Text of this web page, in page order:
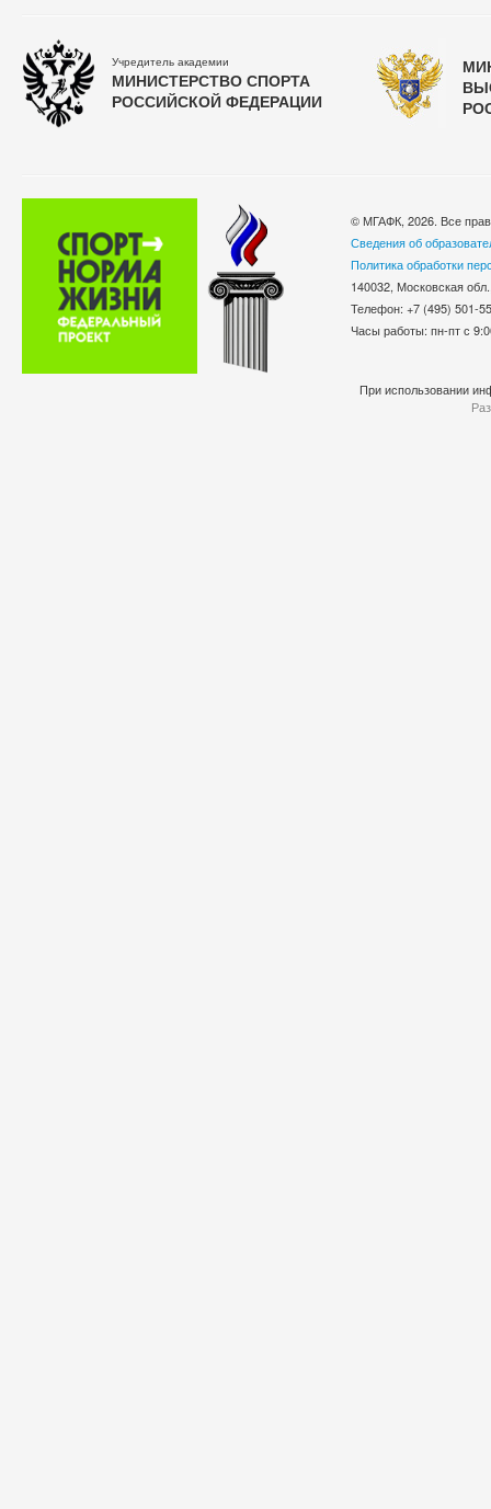
Учредитель академии
МИНИСТЕРСТВО СПОРТА
РОССИЙСКОЙ ФЕДЕРАЦИИ
© МГАФК, 2026. Все
Сведения об
Политика обработки
140032, Московская
Телефон: +7 (495)
Часы работы: пн-пт с
При использовании